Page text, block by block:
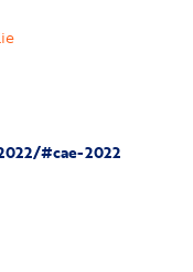
#cae-2022